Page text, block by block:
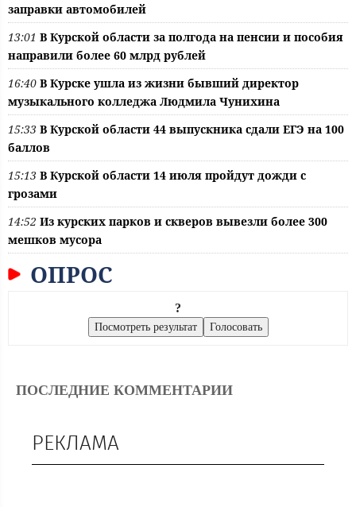
заправки автомобилей
13:01 В Курской области за полгода на пенсии и пособия
направили более 60 млрд рублей
16:40 В Курске ушла из жизни бывший директор
музыкального колледжа Людмила Чунихина
15:33 В Курской области 44 выпускника сдали ЕГЭ на 100
баллов
15:13 В Курской области 14 июля пройдут дожди с
грозами
14:52 Из курских парков и скверов вывезли более 300
мешков мусора
ОПРОС
?
ПОСЛЕДНИЕ КОММЕНТАРИИ
РЕКЛАМА